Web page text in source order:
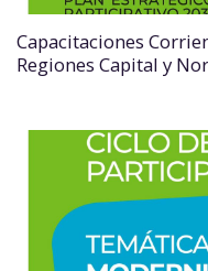
Capacitaciones
Regiones Capital y